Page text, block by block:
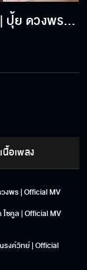
เกิดมาเพื่อรักเธอ Ost.ข้าบดินทร์ | ปุ้ย ดวงพร | Official MV
เนื้อเพลง
งพร | Official MV
ซคูล | Official MV
รงค์วิทย์ | Official